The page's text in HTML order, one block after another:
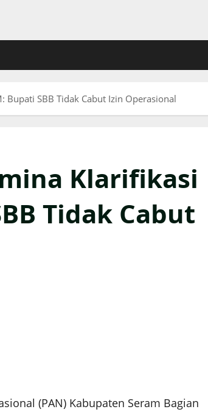
Bupati SBB Tidak Cabut Izin Operasional
Klarifikasi
Tidak Cabut
(PAN) Kabupaten Seram Bagian